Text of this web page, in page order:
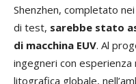
Shenzhen, completato
di test, sarebbe stato
di macchina EUV. Al
ingegneri con
litografica globale,